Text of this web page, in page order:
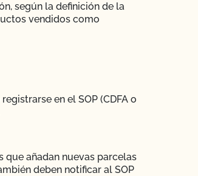
según la definición de la
vendidos como
en el SOP (CDFA o
que añadan nuevas parcelas
deben notificar al SOP